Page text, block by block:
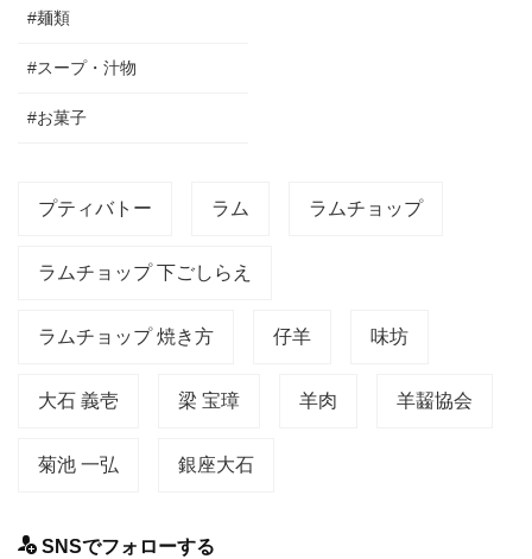
#麺類
#スープ・汁物
#お菓子
プティバトー ラム ラムチョップ
ラムチョップ 下ごしらえ
ラムチョップ 焼き方 仔羊 味坊
大石 義壱 梁 宝璋 羊肉 羊齧協会
菊池 一弘 銀座大石
SNSでフォローする